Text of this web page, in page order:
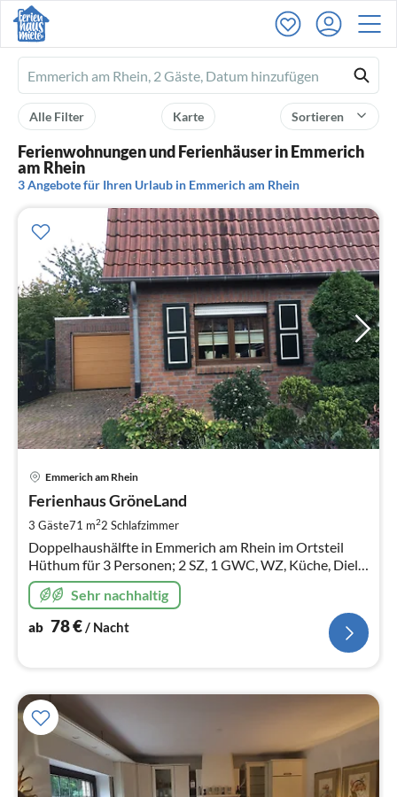
Ferienhausmiete
logo
Sortieren
Karte
Alle Filter
Ferienwohnungen und Ferienhäuser in Emmerich
am Rhein
3 Angebote für Ihren Urlaub in Emmerich am Rhein
Emmerich am Rhein
Ferienhaus GröneLand
3 Gäste71 m22 Schlafzimmer
Doppelhaushälfte in Emmerich am Rhein im Ortsteil
Hüthum für 3 Personen; 2 SZ, 1 GWC, WZ, Küche, Diele,
Bad; Terrasse mit kleinem eingezäunten Garten. Hunde
erlaubt auf Absprache.
Sehr nachhaltig
ab 78€/ Nacht